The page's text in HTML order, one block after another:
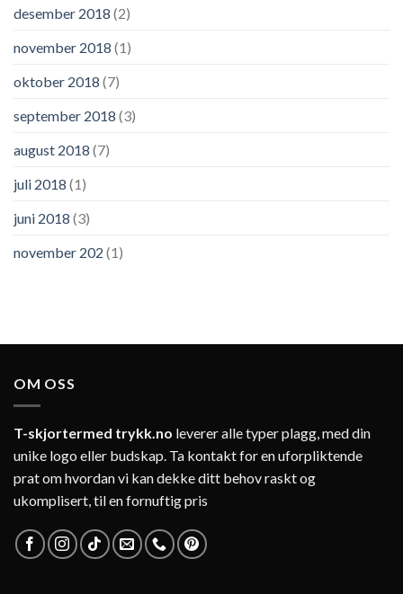
desember 2018 (2)
november 2018 (1)
oktober 2018 (7)
september 2018 (3)
august 2018 (7)
juli 2018 (1)
juni 2018 (3)
november 202 (1)
OM OSS
T-skjortermed trykk.no leverer alle typer plagg, med din
unike logo eller budskap. Ta kontakt for en uforpliktende
prat om hvordan vi kan dekke ditt behov raskt og
ukomplisert, til en fornuftig pris